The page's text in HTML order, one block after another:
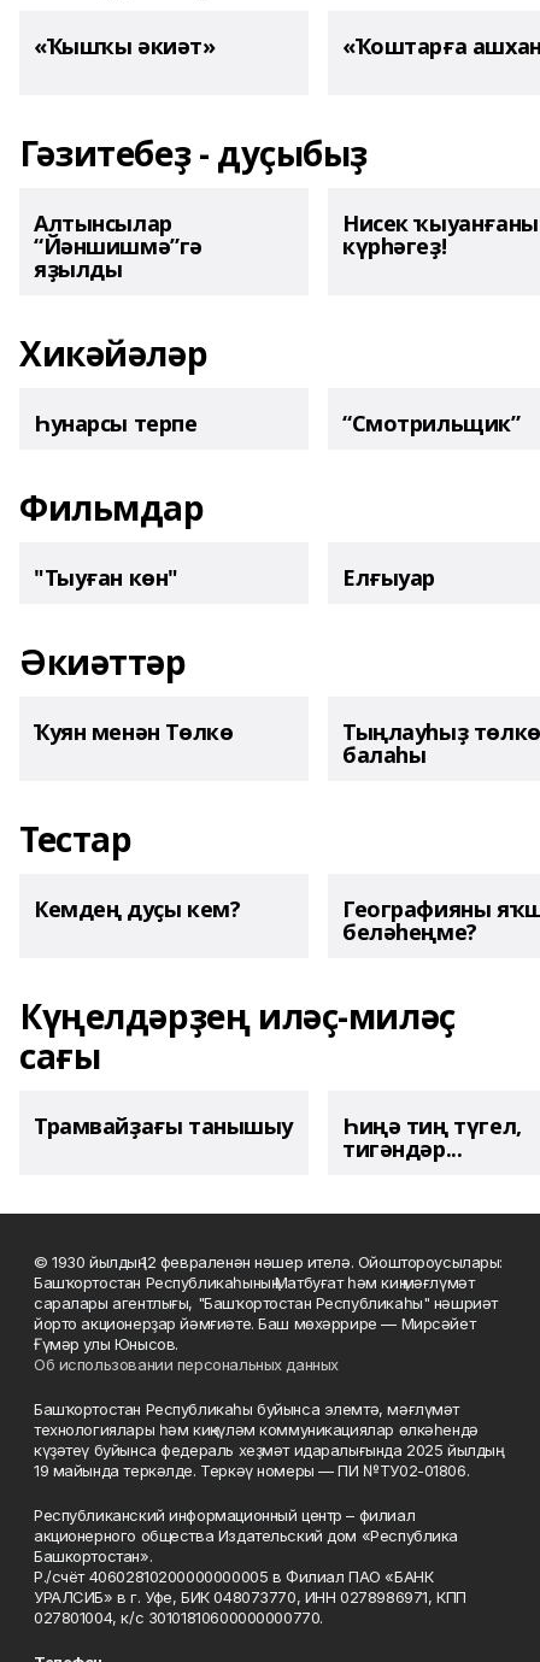
«Ҡышҡы әкиәт» «Ҡоштарға
Гәзитебеҙ - дуҫыбыҙ
Алтынсылар
“Йәншишмә”гә
яҙылды
Нисек
күрһәгеҙ!
Хикәйәләр
Һунарсы терпе “Смотрильщик”
Фильмдар
"Тыуған көн" Елғыуар
Әкиәттәр
Ҡуян менән Төлкө Тыңлауһыҙ төлкө
балаһы
Тестар
Кемдең дуҫы кем? Географияны
беләһеңме?
Күңелдәрҙең иләҫ-миләҫ
сағы
Трамвайҙағы танышыу Һиңә тиң түгел,
тигәндәр...
© 1930 йылдың 12 февраленән нәшер ителә. Ойоштороусылары:
Башҡортостан Республикаһының Матбуғат һәм киң мәғлүмәт
саралары агентлығы, "Башҡортостан Республикаһы" нәшриәт
йорто акционерҙар йәмғиәте. Баш мөхәррире — Мирсәйет
Ғүмәр улы Юнысов.
Об использовании персональных данных
Башҡортостан Республикаһы буйынса элемтә, мәғлүмәт
технологиялары һәм киңкүләм коммуникациялар өлкәһендә
күҙәтеү буйынса федераль хеҙмәт идаралығында 2025 йылдың
19 майында теркәлде. Теркәү номеры — ПИ №ТУ02-01806.
Республиканский информационный центр – филиал
акционерного общества Издательский дом «Республика
Башкортостан».
Р./счёт 40602810200000000005 в Филиал ПАО «БАНК
УРАЛСИБ» в г. Уфе, БИК 048073770, ИНН 0278986971, КПП
027801004, к/с 30101810600000000770.